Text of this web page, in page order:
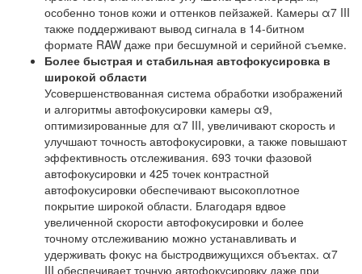
особенно тонов кожи и оттенков пейзажей. Камеры α7 III
также поддерживают вывод сигнала в 14-битном
формате RAW даже при бесшумной и серийной съемке.
Более быстрая и стабильная автофокусировка в
широкой области
Усовершенствованная система обработки изображений
и алгоритмы автофокусировки камеры α9,
оптимизированные для α7 III, увеличивают скорость и
улучшают точность автофокусировки, а также повышают
эффективность отслеживания. 693 точки фазовой
автофокусировки и 425 точек контрастной
автофокусировки обеспечивают высокоплотное
покрытие широкой области. Благодаря вдвое
увеличенной скорости автофокусировки и более
точному отслеживанию можно устанавливать и
удерживать фокус на быстродвижущихся объектах. α7
III обеспечивает точную автофокусировку даже при